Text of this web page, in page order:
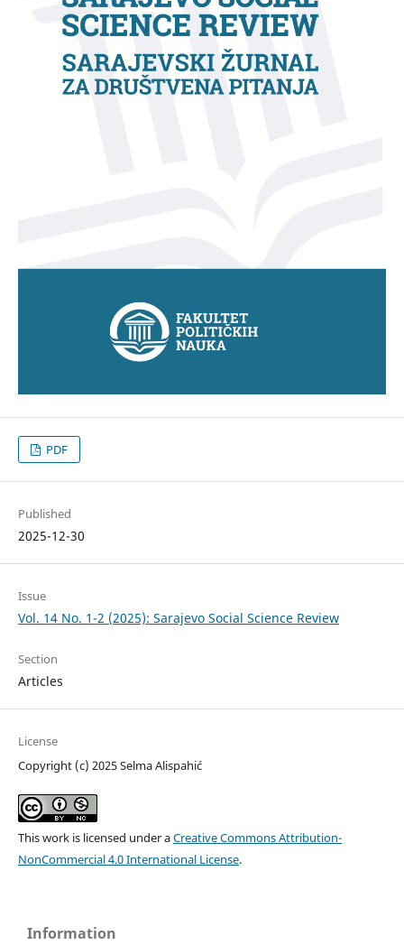
PDF
Published
2025-12-30
Issue
Vol. 14 No. 1-2 (2025): Sarajevo Social Science Review
Section
Articles
License
Copyright (c) 2025 Selma Alispahić
This work is licensed under aCreative Commons Attribution-
NonCommercial 4.0 International License.
Information